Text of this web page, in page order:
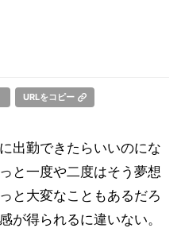
URLをコピー
に出勤できたらいいのにな
と一度や二度はそう夢想
と大変なこともあるだろ
が得られるに違いない。